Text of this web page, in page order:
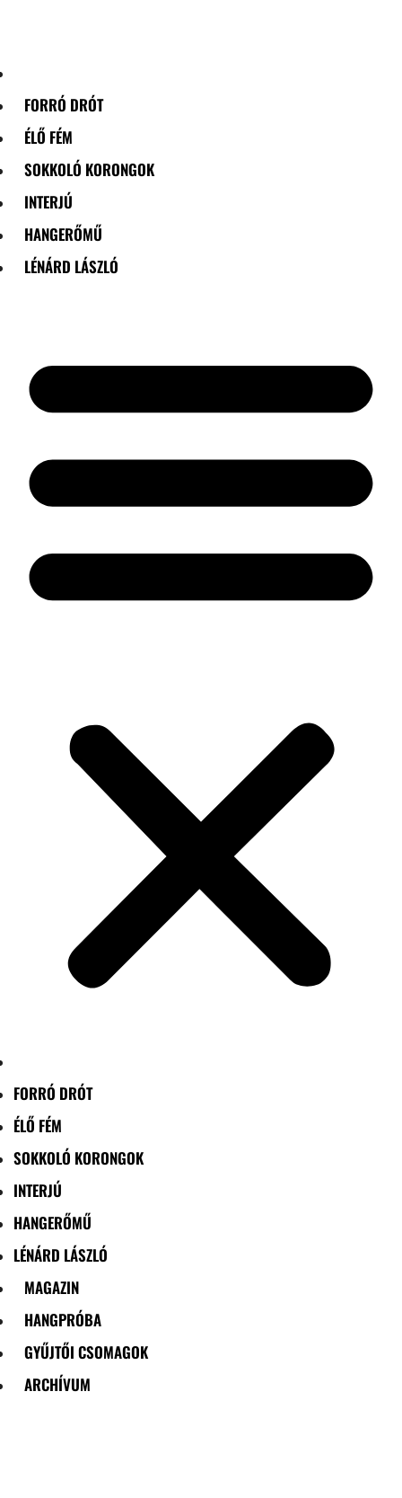
FORRÓ DRÓT
ÉLŐ FÉM
SOKKOLÓ KORONGOK
INTERJÚ
HANGERŐMŰ
LÉNÁRD LÁSZLÓ
FORRÓ DRÓT
ÉLŐ FÉM
SOKKOLÓ KORONGOK
INTERJÚ
HANGERŐMŰ
LÉNÁRD LÁSZLÓ
MAGAZIN
HANGPRÓBA
GYŰJTŐI CSOMAGOK
ARCHÍVUM